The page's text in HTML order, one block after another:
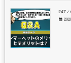
#47